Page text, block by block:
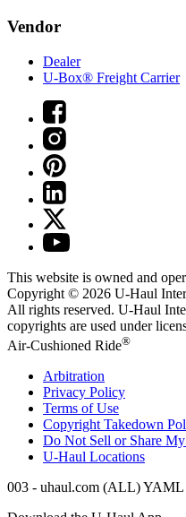
Vendor
Dealer
U-Box® Freight Carrier
This website is owned and
Copyright © 2026 U-Haul
All rights reserved. U-Haul
copyrights are used under
Air-Cushioned Ride®
Arbitration
Privacy Policy
Terms of Use
Copyright Takedown
Do Not Sell or Share
U-Haul Locations
003 - uhaul.com (ALL) YAML